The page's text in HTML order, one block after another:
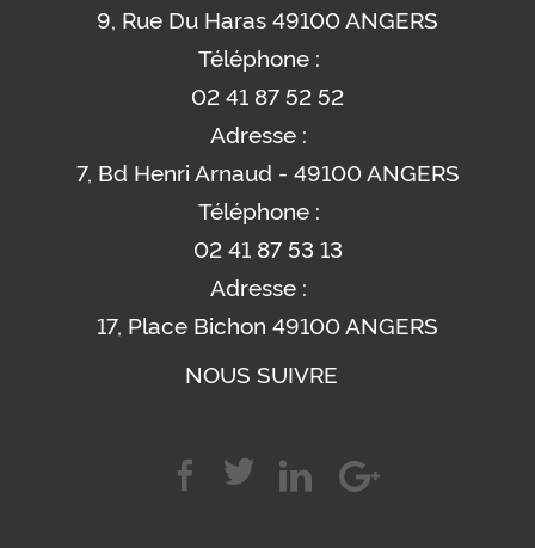
9, Rue Du Haras 49100 ANGERS
Téléphone :
02 41 87 52 52
Adresse :
7, Bd Henri Arnaud - 49100 ANGERS
Téléphone :
02 41 87 53 13
Adresse :
17, Place Bichon 49100 ANGERS
NOUS SUIVRE